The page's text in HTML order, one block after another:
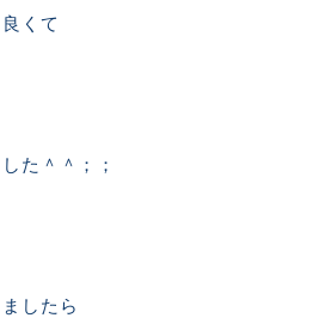
くて
た＾＾；；
したら